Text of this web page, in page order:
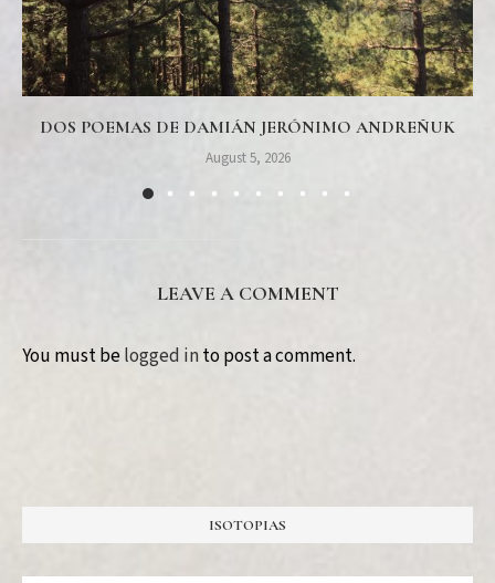
DOS POEMAS DE DAMIÁN JERÓNIMO ANDREÑUK
August 5, 2026
LEAVE A COMMENT
You must belogged into post a comment.
ISOTOPIAS